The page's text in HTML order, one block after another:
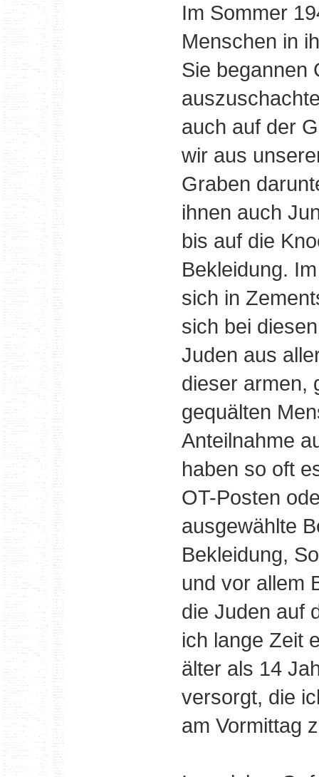
Im Sommer
Menschen in
Sie begannen
auch auf der
wir aus
Graben
ihnen auch
bis auf die
Bekleidung.
sich in
sich bei
Juden aus
dieser armen,
gequälten
Anteilnahme
haben so oft
OT-Posten
ausgewählte
Bekleidung,
und vor allem
die Juden auf
ich lange Zeit
älter als 14
versorgt, die
am Vormittag